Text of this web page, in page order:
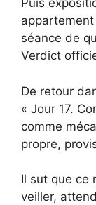
Puis
séance de
Verdict
De retour
« Jour 17.
comme
propre,
Il sut que ce
veiller,